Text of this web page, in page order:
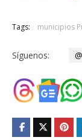
Tags: municipios
Síguenos: